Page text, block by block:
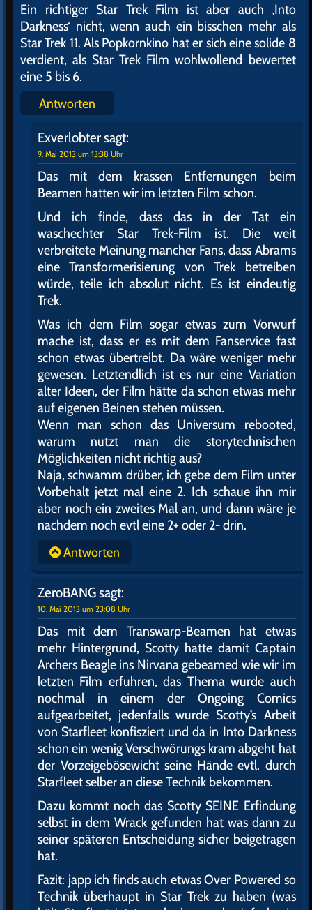
Ein richtiger Star Trek Film ist aber auch ‚Into
Darkness‘ nicht, wenn auch ein bisschen mehr als
Star Trek 11. Als Popkornkino hat er sich eine solide 8
verdient, als Star Trek Film wohlwollend bewertet
eine 5 bis 6.
Antworten
Exverlobtersagt:
9. Mai 2013 um 13:38 Uhr
Das mit dem krassen Entfernungen beim
Beamen hatten wir im letzten Film schon.
Und ich finde, dass das in der Tat ein
waschechter Star Trek-Film ist. Die weit
verbreitete Meinung mancher Fans, dass Abrams
eine Transformerisierung von Trek betreiben
würde, teile ich absolut nicht. Es ist eindeutig
Trek.
Was ich dem Film sogar etwas zum Vorwurf
mache ist, dass er es mit dem Fanservice fast
schon etwas übertreibt. Da wäre weniger mehr
gewesen. Letztendlich ist es nur eine Variation
alter Ideen, der Film hätte da schon etwas mehr
auf eigenen Beinen stehen müssen.
Wenn man schon das Universum rebooted,
warum nutzt man die storytechnischen
Möglichkeiten nicht richtig aus?
Naja, schwamm drüber, ich gebe dem Film unter
Vorbehalt jetzt mal eine 2. Ich schaue ihn mir
aber noch ein zweites Mal an, und dann wäre je
nachdem noch evtl eine 2+ oder 2- drin.
Antworten
ZeroBANGsagt:
10. Mai 2013 um 23:08 Uhr
Das mit dem Transwarp-Beamen hat etwas
mehr Hintergrund, Scotty hatte damit Captain
Archers Beagle ins Nirvana gebeamed wie wir im
letzten Film erfuhren, das Thema wurde auch
nochmal in einem der Ongoing Comics
aufgearbeitet, jedenfalls wurde Scotty’s Arbeit
von Starfleet konfisziert und da in Into Darkness
schon ein wenig Verschwörungs kram abgeht hat
der Vorzeigebösewicht seine Hände evtl. durch
Starfleet selber an diese Technik bekommen.
Dazu kommt noch das Scotty SEINE Erfindung
selbst in dem Wrack gefunden hat was dann zu
seiner späteren Entscheidung sicher beigetragen
hat.
Fazit: japp ich finds auch etwas Over Powered so
Technik überhaupt in Star Trek zu haben (was